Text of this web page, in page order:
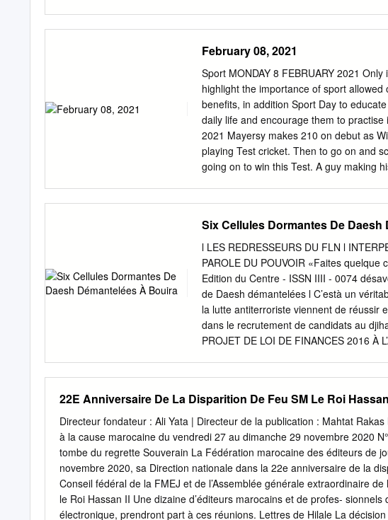
number,” stressed Faisal, a journalist at
journalist, I always need to contact local
get In 2019, there were over 7.5 million
statements and comments for my
subscribers, buying expensive special
number, Ooredoo with 2.6 million and
February 08, 2021
Sport MONDAY 8 FEBRUARY 2021
highlight the importance of sport
benefits, in addition Sport Day to
daily life and encourage them to practise
2021 Mayersy makes 210 on debut as
playing Test cricket. Then to go on and
going on to win this Test. A guy making
HUSSAIN UEFA Champions League
Munich Coach: Hans-Dieter Flick
Niklas Süle, Jérôme Soon after a hard-
Goretzka, Joshua Kimmich, Serge over
Gnabry, Alexander Nübel, Ron-Thorben
World Cup Qatar Sané, Thomas Müller
airport to 2020 semi-ﬁnal clash against
catch plane to Doha.
Six Cellules Dormantes De
l LES REDRESSEURS DU FLN l
PAROLE DU POUVOIR «Faites
Edition du Centre - ISSN IIII - 0074
de Daesh démantelées l C’està un
la lutte antiterroriste viennent de réussir
dans le recrutement de candidats au
PROJET DE LOI DE FINANCES 2016 À
discours, FLN se frottent des projections
des applaudissements, des
ne tombe sur les scènes et les écrans
prochain... festival ! à l’opposition Je
Trésor public l'argent qu'on nous dit
semblant de vie culturelle qui tranche
de l'année.
22E Anniversaire De La Disparition De Feu SM Le Roi
Directeur fondateur : Ali Yata | Directeur de la publication : Mahtat
à la cause marocaine du vendredi 27 au dimanche 29 novembre 2020
tombe du regrette Souverain La Fédération marocaine des éditeurs de
novembre 2020, sa Direction nationale dans la 22e anniversaire de la
Conseil fédéral de la FMEJ et de l’Assemblée générale extraordinaire
le Roi Hassan II Une dizaine d’éditeurs marocains et de profes-
électronique, prendront part à ces réunions. Lettres de Hilale La